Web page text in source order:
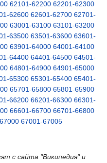
62101-62200 62201-62300
62600 62601-62700 62701-
63001-63100 63101-63200
63500 63501-63600 63601-
63901-64000 64001-64100
64400 64401-64500 64501-
64801-64900 64901-65000
65300 65301-65400 65401-
65701-65800 65801-65900
66200 66201-66300 66301-
66601-66700 66701-66800
67001-67005
с сайта "Википедия" и